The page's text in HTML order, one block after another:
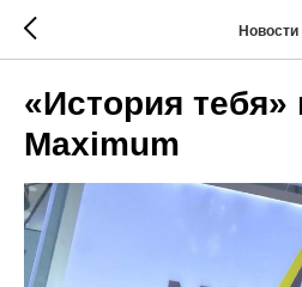
Новости
«История тебя»
Maximum